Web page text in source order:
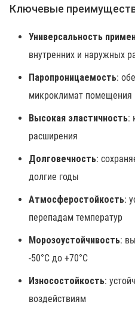
Ключевые
Универсальность
внутренних и наружных
Паропроницаемость:
микроклимат помещения
Высокая эластичность:
расширения
Долговечность:
долгие годы
Атмосферостойкость:
перепадам температур
Морозоустойчивость:
-50°C до +70°C
Износостойкость:
воздействиям